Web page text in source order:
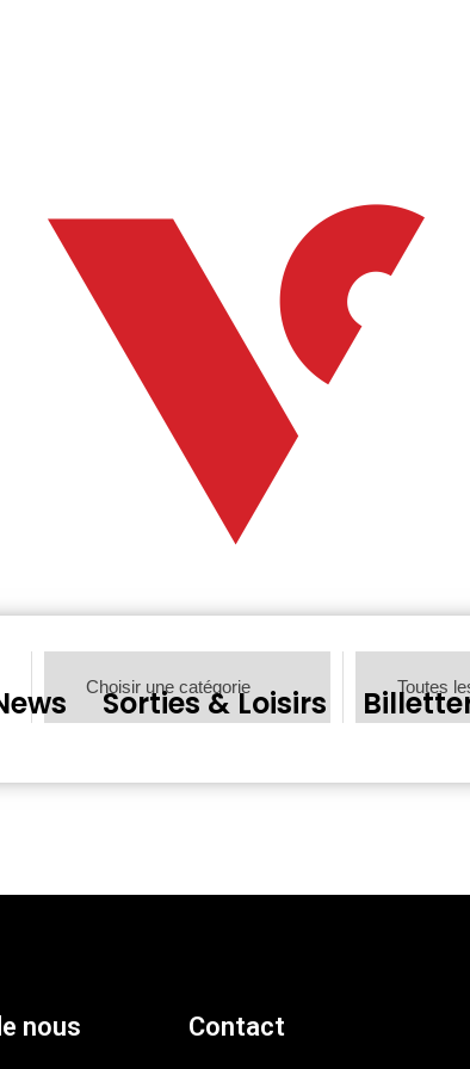
Sorties & Loisirs
nous Contact